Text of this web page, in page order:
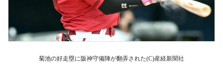
菊池の好走塁に阪神守備陣が翻弄された(C)産経新聞社